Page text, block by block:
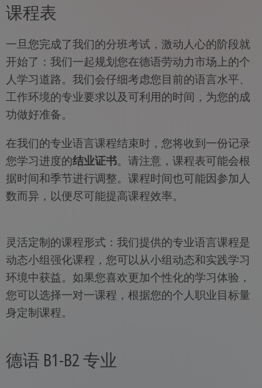
课程表
一旦您完成了我们的分班考试，激动人心的阶段就
开始了：我们一起规划您在德语劳动力市场上的个
人学习道路。我们会仔细考虑您目前的语言水平、
工作环境的专业要求以及可利用的时间，为您的成
功做好准备。
在我们的专业语言课程结束时，您将收到一份记录
您学习进度的结业证书。请注意，课程表可能会根
据时间和季节进行调整。课程时间也可能因参加人
数而异，以便尽可能提高课程效率。
灵活定制的课程形式：我们提供的专业语言课程是
动态小组强化课程，您可以从小组动态和实践学习
环境中获益。如果您喜欢更加个性化的学习体验，
您可以选择一对一课程，根据您的个人职业目标量
身定制课程。
德语 B1-B2 专业